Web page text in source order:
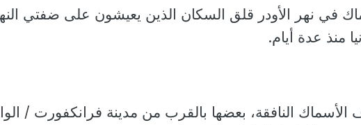
في نهر الأودر قلق السكان الذين يعيشون على ضفتي
منذ عدة أيام.
الأسماك النافقة، بعضها بالقرب من مدينة فرانكفورت /